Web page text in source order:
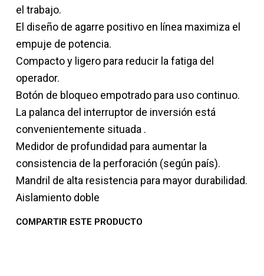
el trabajo.
El diseño de agarre positivo en línea maximiza el
empuje de potencia.
Compacto y ligero para reducir la fatiga del
operador.
Botón de bloqueo empotrado para uso continuo.
La palanca del interruptor de inversión está
convenientemente situada .
Medidor de profundidad para aumentar la
consistencia de la perforación (según país).
Mandril de alta resistencia para mayor durabilidad.
Aislamiento doble
COMPARTIR ESTE PRODUCTO